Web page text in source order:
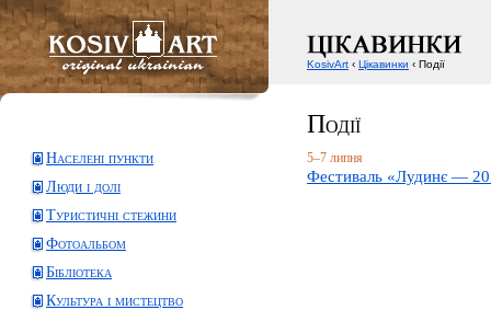
Події
Населені пункти
Люди і долі
Туристичні стежини
Фотоальбом
Бібліотека
Культура і мистецтво
5–7 липня
Фестиваль «Лудинє —
KosivArt ‹ Цікавинки ‹ Події